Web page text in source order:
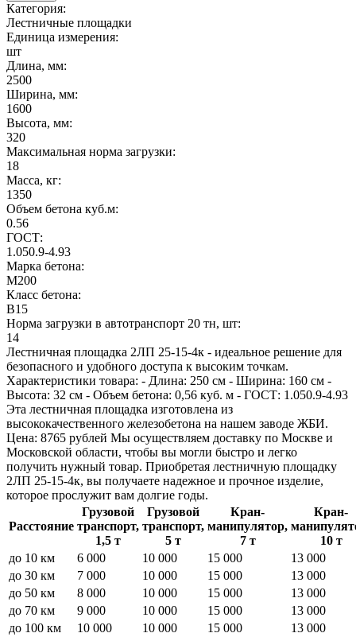
Категория:
Лестничные площадки
Единица измерения:
шт
Длина, мм:
2500
Ширина, мм:
1600
Высота, мм:
320
Максимальная норма загрузки:
18
Масса, кг:
1350
Объем бетона куб.м:
0.56
ГОСТ:
1.050.9-4.93
Марка бетона:
M200
Класс бетона:
B15
Норма загрузки в автотранспорт 20 тн, шт:
14
Лестничная площадка 2ЛП 25-15-4к - идеальное решение для
безопасного и удобного доступа к высоким точкам.
Характеристики товара: - Длина: 250 см - Ширина: 160 см -
Высота: 32 см - Объем бетона: 0,56 куб. м - ГОСТ: 1.050.9-4.93
Эта лестничная площадка изготовлена из
высококачественного железобетона на нашем заводе ЖБИ.
Цена: 8765 рублей Мы осуществляем доставку по Москве и
Московской области, чтобы вы могли быстро и легко
получить нужный товар. Приобретая лестничную площадку
2ЛП 25-15-4к, вы получаете надежное и прочное изделие,
которое прослужит вам долгие годы.
Расстояние
Грузовой
транспорт,
1,5 т
Грузовой
транспорт,
5 т
Кран-
манипулятор,
7 т
Кран-
10 т
до 10 км
6 000 10 000 15 000
13 000
до 30 км
7 000 10 000 15 000
13 000
до 50 км
8 000 10 000 15 000
13 000
до 70 км
9 000 10 000 15 000
13 000
до 100 км
10 000 10 000 15 000 13 000